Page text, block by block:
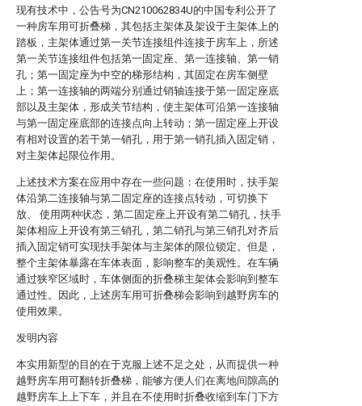
现有技术中，公告号为CN210062834U的中国专利公开了
一种房车用可折叠梯，其包括主架体及架设于主架体上的
踏板，主架体通过第一关节连接组件连接于房车上，所述
第一关节连接组件包括第一固定座、第一连接轴、第一销
孔；第一固定座为中空的梯形结构，其固定在房车侧壁
上；第一连接轴的两端分别通过销轴连接于第一固定座底
部以及主架体，形成关节结构，使主架体可沿第一连接轴
与第一固定座底部的连接点向上转动；第一固定座上开设
有相对设置的若干第一销孔，用于第一销孔插入固定销，
对主架体起限位作用。
上述技术方案在应用中存在一些问题：在使用时，扶手架
体沿第二连接轴与第二固定座的连接点转动，可切换下
放、 使用两种状态，第二固定座上开设有第二销孔，扶手
架体相应上开设有第三销孔，第二销孔与第三销孔对齐后
插入固定销可实现扶手架体与主架体的限位锁定。但是，
整个主架体暴露在车体表面，影响整车的美观性。在车辆
通过狭窄区域时，车体侧面的折叠梯主架体会影响到整车
通过性。因此，上述房车用可折叠梯会影响到越野房车的
使用效果。
发明内容
本实用新型的目的在于克服上述不足之处，从而提供一种
越野房车用可翻转折叠梯，能够方便人们在离地间隙高的
越野房车上上下车，并且在不使用时折叠收缩到车门下方